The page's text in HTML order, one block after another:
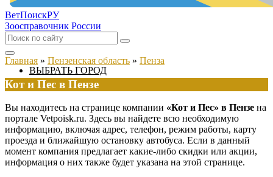
ВетПоискРУ
Зоосправочник России
ВЫБРАТЬ ГОРОД
Главная » Пензенская область » Пенза
Кот и Пес в Пензе
Вы находитесь на странице компании «Кот и Пес» в Пензе на
портале Vetpoisk.ru. Здесь вы найдете всю необходимую
информацию, включая адрес, телефон, режим работы, карту
проезда и ближайшую остановку автобуса. Если в данный
момент компания предлагает какие-либо скидки или акции,
информация о них также будет указана на этой странице.